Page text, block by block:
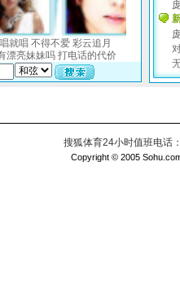
搜狐体育24小时值班电话
Copyright © 2005